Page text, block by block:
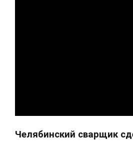
Челябинский сварщик